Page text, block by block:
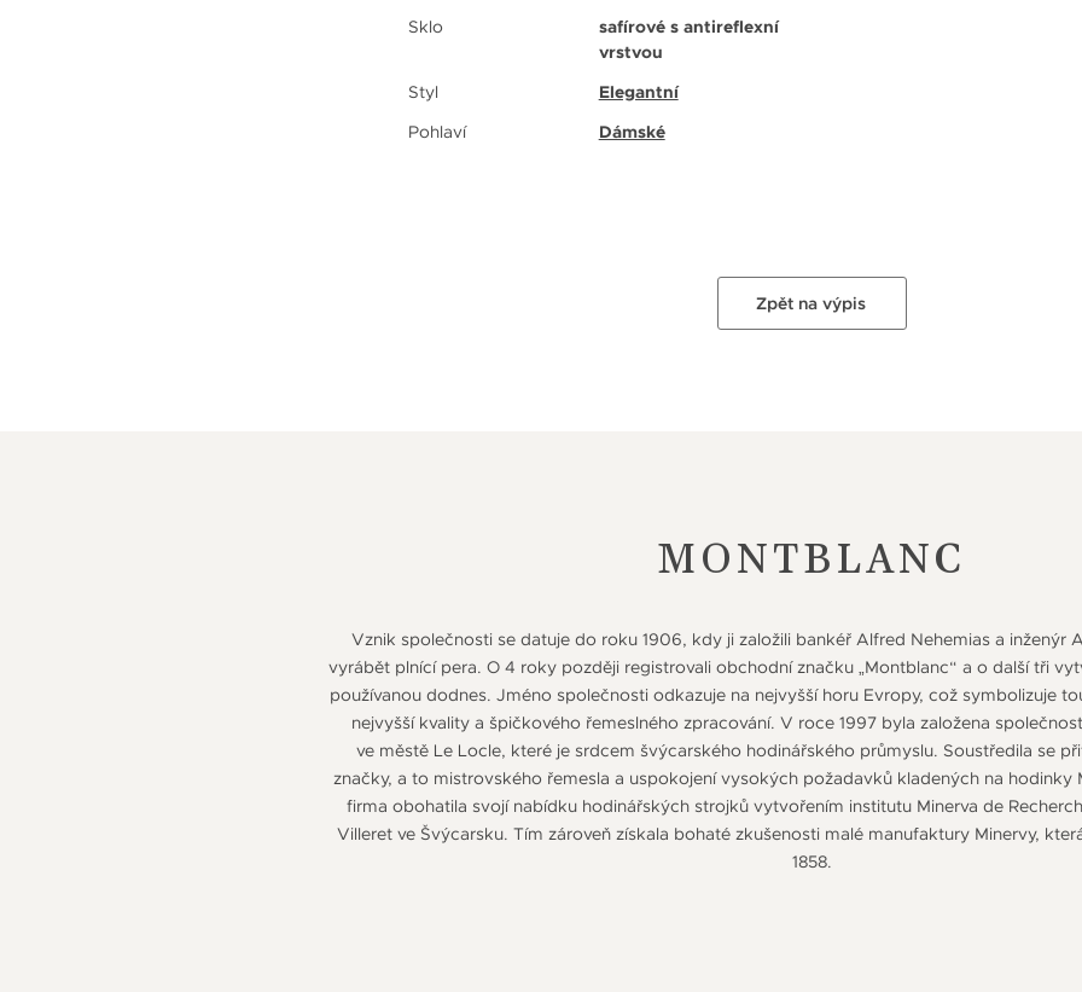
Sklo
safírové s antireflexní
vrstvou
Styl
Elegantní
Pohlaví
Dámské
Zpět na výpis
MONTBLANC
Vznik společnosti se datuje do roku 1906, kdy ji založili bankéř Alfred Nehemias a inženýr
vyrábět plnící pera. O 4 roky později registrovali obchodní značku „Montblanc“ a o další tři
používanou dodnes. Jméno společnosti odkazuje na nejvyšší horu Evropy, což symbolizuje
nejvyšší kvality a špičkového řemeslného zpracování. V roce 1997 byla založena
ve městě Le Locle, které je srdcem švýcarského hodinářského průmyslu. Soustředila se
značky, a to mistrovského řemesla a uspokojení vysokých požadavků kladených na
firma obohatila svojí nabídku hodinářských strojků vytvořením institutu Minerva de
Villeret ve Švýcarsku. Tím zároveň získala bohaté zkušenosti malé manufaktury Minervy,
1858.